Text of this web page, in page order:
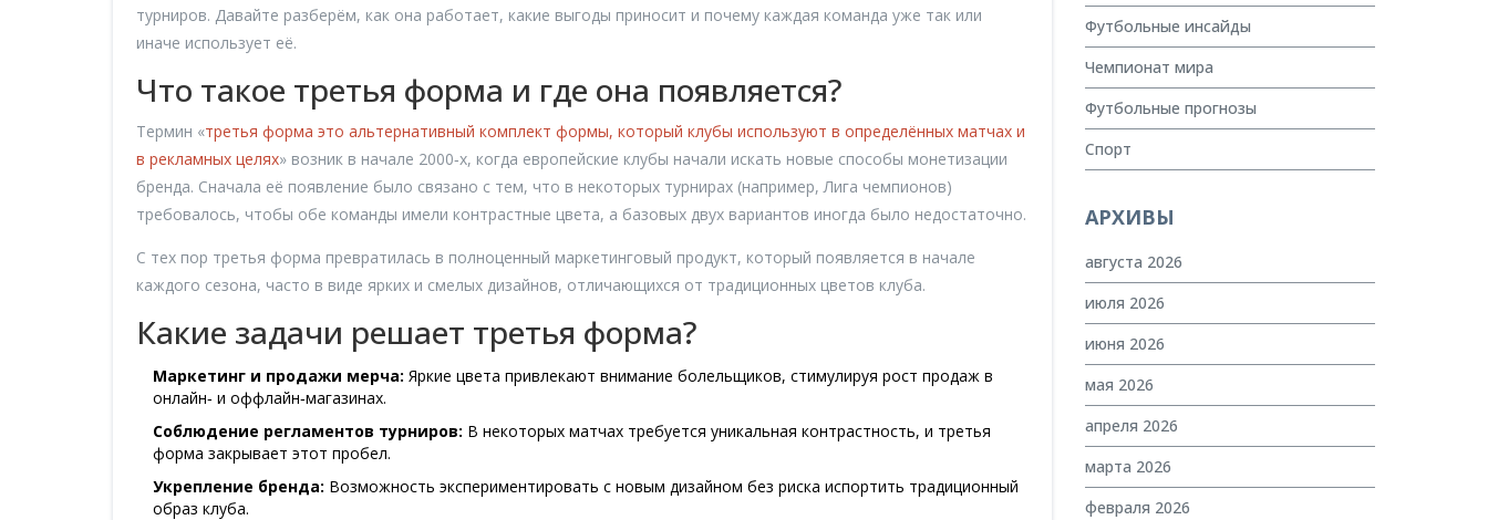
турниров. Давайте разберём, как она работает, какие выгоды приносит и почему каждая команда уже так или
иначе использует её.
Что такое третья форма и где она появляется?
Термин «третья форма это альтернативный комплект формы, который клубы используют в определённых матчах и
в рекламных целях» возник в начале 2000‑х, когда европейские клубы начали искать новые способы монетизации
бренда. Сначала её появление было связано с тем, что в некоторых турнирах (например, Лига чемпионов)
требовалось, чтобы обе команды имели контрастные цвета, а базовых двух вариантов иногда было недостаточно.
С тех пор третья форма превратилась в полноценный маркетинговый продукт, который появляется в начале
каждого сезона, часто в виде ярких и смелых дизайнов, отличающихся от традиционных цветов клуба.
Какие задачи решает третья форма?
Маркетинг и продажи мерча: Яркие цвета привлекают внимание болельщиков, стимулируя рост продаж в
онлайн‑ и оффлайн‑магазинах.
Соблюдение регламентов турниров: В некоторых матчах требуется уникальная контрастность, и третья
форма закрывает этот пробел.
Укрепление бренда: Возможность экспериментировать с новым дизайном без риска испортить традиционный
образ клуба.
Футбольные инсайды
Чемпионат мира
Футбольные прогнозы
Спорт
АРХИВЫ
августа 2026
июля 2026
июня 2026
мая 2026
апреля 2026
марта 2026
февраля 2026